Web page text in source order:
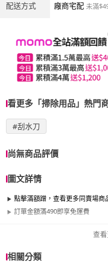
配送方式 廠商宅配 未滿
看更多「掃除用品」熱門
#刮水刀
尚無商品評價
圖文詳情
點擊滿額蹭，查看更多同賣場商
訂單金額滿490即享免運費
臥室、客廳
查
相關分類